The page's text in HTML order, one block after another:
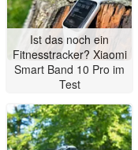
Ist das noch ein
Fitnesstracker? Xiaomi
Smart Band 10 Pro im
Test